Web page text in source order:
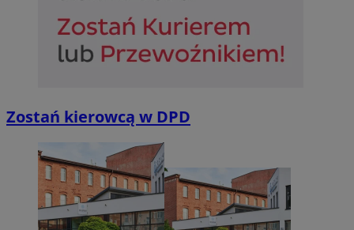
Zostań kierowcą w DPD